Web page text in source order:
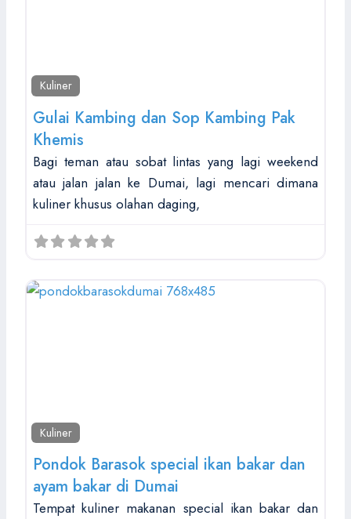
Kuliner
Gulai Kambing dan Sop Kambing Pak
Khemis
Bagi teman atau sobat lintas yang lagi weekend
atau jalan jalan ke Dumai, lagi mencari dimana
kuliner khusus olahan daging,
Kuliner
Pondok Barasok special ikan bakar dan
ayam bakar di Dumai
Tempat kuliner makanan special ikan bakar dan